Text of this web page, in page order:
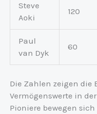
Steve
Aoki
120
Paul
van Dyk
60
Die Zahlen zeigen die
Vermögenswerte in
Pioniere bewegen